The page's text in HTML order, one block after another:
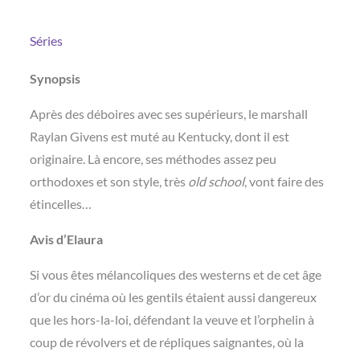
Séries
Synopsis
Après des déboires avec ses supérieurs, le marshall
Raylan Givens est muté au Kentucky, dont il est
originaire. Là encore, ses méthodes assez peu
orthodoxes et son style, très old school, vont faire des
étincelles…
Avis d’Elaura
Si vous êtes mélancoliques des westerns et de cet âge
d’or du cinéma où les gentils étaient aussi dangereux
que les hors-la-loi, défendant la veuve et l’orphelin à
coup de révolvers et de répliques saignantes, où la